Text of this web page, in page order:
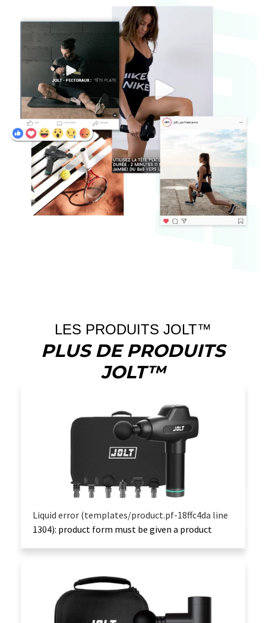
LES PRODUITS JOLT™
PLUS DE PRODUITS
JOLT™
Liquid error (templates/product.pf-18ffc4da line
1304): product form must be given a product